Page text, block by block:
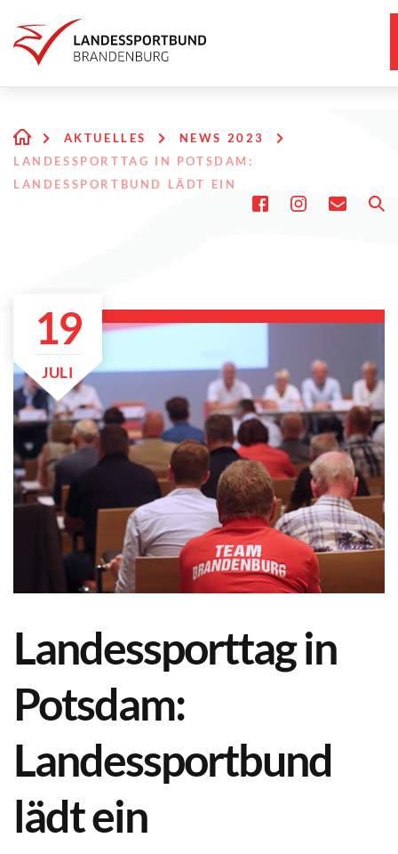
AKTUELLES
NEWS 2023
LANDESSPORTTAG IN POTSDAM:
LANDESSPORTBUND LÄDT EIN
19
JULI
Landessporttag in
Potsdam:
Landessportbund
lädt ein